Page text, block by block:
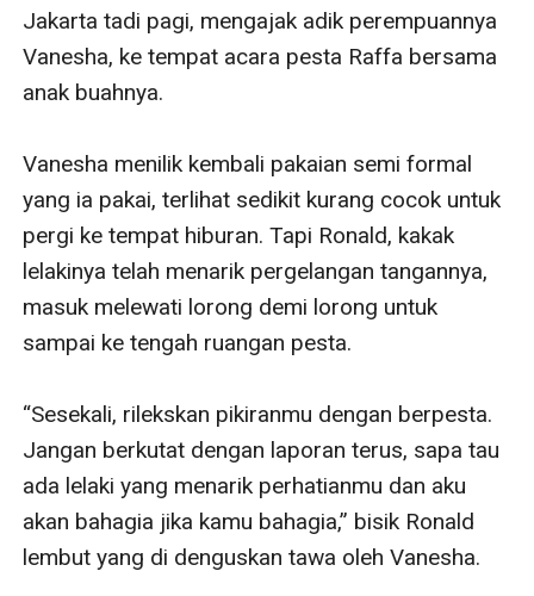
Jakarta tadi pagi, mengajak adik perempuannya
Vanesha, ke tempat acara pesta Raffa bersama
anak buahnya.
Vanesha menilik kembali pakaian semi formal
yang ia pakai, terlihat sedikit kurang cocok untuk
pergi ke tempat hiburan. Tapi Ronald, kakak
lelakinya telah menarik pergelangan tangannya,
masuk melewati lorong demi lorong untuk
sampai ke tengah ruangan pesta.
“Sesekali, rilekskan pikiranmu dengan berpesta.
Jangan berkutat dengan laporan terus, sapa tau
ada lelaki yang menarik perhatianmu dan aku
akan bahagia jika kamu bahagia,” bisik Ronald
lembut yang di denguskan tawa oleh Vanesha.